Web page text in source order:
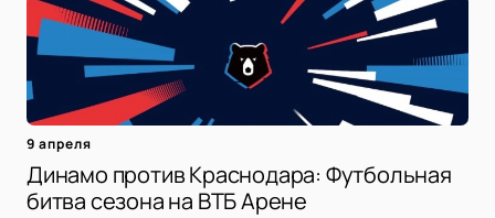
9 апреля
Динамо против Краснодара: Футбольная
битва сезона на ВТБ Арене